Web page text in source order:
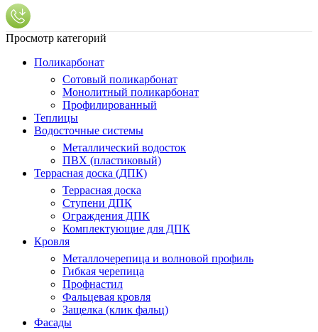
Просмотр категорий
Поликарбонат
Сотовый поликарбонат
Монолитный поликарбонат
Профилированный
Теплицы
Водосточные системы
Металлический водосток
ПВХ (пластиковый)
Террасная доска (ДПК)
Террасная доска
Ступени ДПК
Ограждения ДПК
Комплектующие для ДПК
Кровля
Металлочерепица и волновой профиль
Гибкая черепица
Профнастил
Фальцевая кровля
Защелка (клик фальц)
Фасады